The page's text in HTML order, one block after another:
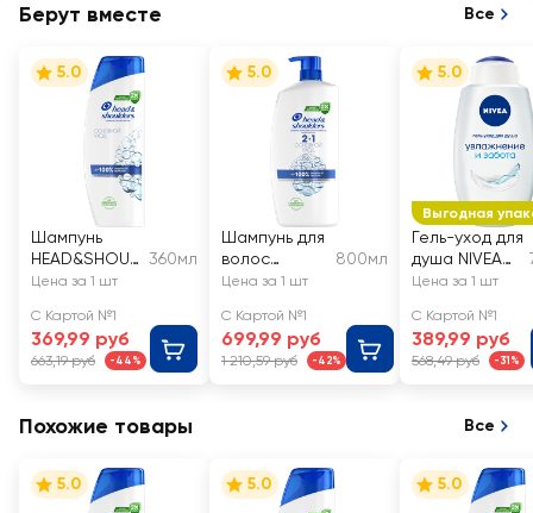
Берут вместе Все
5.0
Шампунь
HEAD&SHOUL
DERS
уход, против
перхоти
360мл
Цена за 1 шт
С Картой №1
369,99 руб
663,19 руб -44%
5.0
Шампунь для
волос
HEAD&SHOUL
Основной
уход, против
перхоти
800мл
Цена за 1 шт
С Картой №1
699,99 руб
1 210,59 руб -42%
Выгодная
5.0
Гель-уход для
душа NIVEA
Увлажнение и
всей семьи,
увлажняющий
Цена за 1 шт
С Картой №1
389,99 руб
568,49 руб -31%
Похожие товары Все
5.0 5.0 5.0